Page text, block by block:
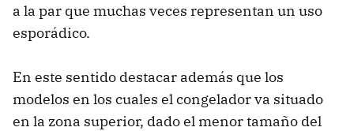
a la par que muchas veces representan un uso
esporádico.
En este sentido destacar además que los
modelos en los cuales el congelador va situado
en la zona superior, dado el menor tamaño del